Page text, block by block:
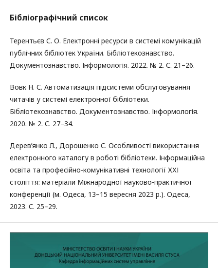
Бібліографічний список
Терентьєв С. О. Електронні ресурси в системі комунікацій
публічних бібліотек України. Бібліотекознавство.
Документознавство. Інформологія. 2022. № 2. С. 21–26.
Вовк Н. С. Автоматизація підсистеми обслуговування
читачів у системі електронної бібліотеки.
Бібліотекознавство. Документознавство. Інформологія.
2020. № 2. С. 27–34.
Дерев’янко Л., Дорошенко С. Особливості використання
електронного каталогу в роботі бібліотеки. Інформаційна
освіта та професійно-комунікативні технології ХХІ
століття: матеріали Міжнародної науково-практичної
конференції (м. Одеса, 13–15 вересня 2023 р.). Одеса,
2023. С. 25–29.